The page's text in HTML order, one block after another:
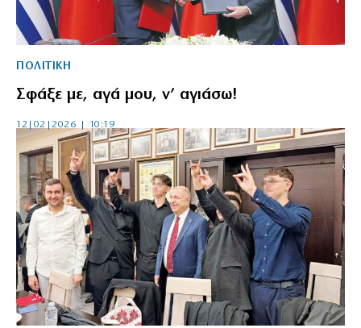
ΠΟΛΙΤΙΚΗ
Σφάξε με, αγά μου, ν’ αγιάσω!
12|02|2026 | 10:19